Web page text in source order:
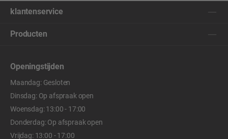
klantenservice
Producten
Openingstijden
Maandag: Gesloten
Dinsdag: Op afspraak open
Woensdag: 13:00 - 17:00
Donderdag: Op afspraak open
Vrijdag: 13:00 - 17:00